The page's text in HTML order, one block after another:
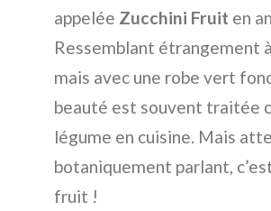
appelée Zucchini Fruit en
Ressemblant étrangement
mais avec une robe vert
beauté est souvent traitée
légume en cuisine. Mais
botaniquement parlant,
fruit !